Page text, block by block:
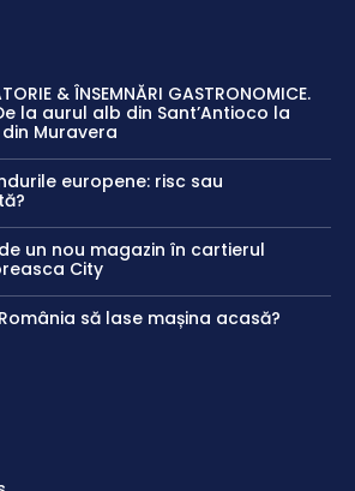
& ÎNSEMNĂRI GASTRONOMICE.
la aurul alb din Sant’Antioco la
Muravera
europene: risc sau
un nou magazin în cartierul
City
să lase mașina acasă?